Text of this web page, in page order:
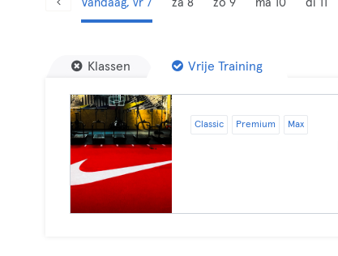
Vandaag, vr 7 za 8 zo 9 ma 10 di 11
Klassen Vrije Training
Classic Premium Max